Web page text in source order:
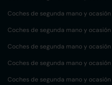
Coches de segunda mano y ocasión
Coches de segunda mano y ocasión
Coches de segunda mano y ocasión
Coches de segunda mano y ocasión
Coches de segunda mano y ocasión